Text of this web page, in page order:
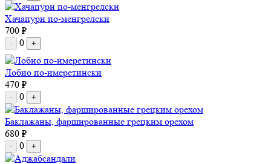
Хачапури по-менгрелски
700 ₽
- 0 +
Лобио по-имеретински
470 ₽
- 0 +
Баклажаны, фаршированные грецким орехом
680 ₽
- 0 +